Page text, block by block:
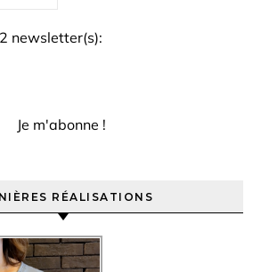
newsletter(s):
RÉALISATIONS